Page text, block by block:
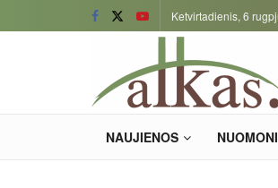
Ketvirtadienis, 6
NAUJIENOS